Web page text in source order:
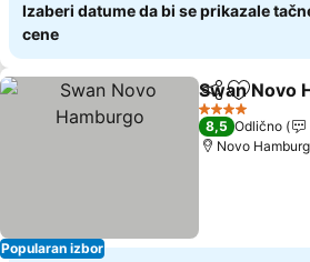
Izaberi datume da bi se prikazale
cene
Popularan izbor
Deli Dodati
Swan Novo
4 Zvezdice
8,5 Odlično
Novo